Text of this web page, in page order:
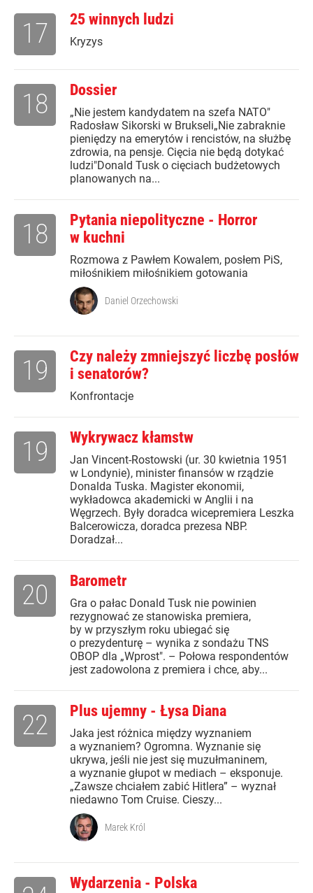
25 winnych ludzi
Kryzys
17
Dossier
„Nie jestem kandydatem na szefa NATO"
Radosław Sikorski w Brukseli„Nie zabraknie
pieniędzy na emerytów i rencistów, na służbę
zdrowia, na pensje. Cięcia nie będą dotykać
ludzi"Donald Tusk o cięciach budżetowych
planowanych na...
18
Pytania niepolityczne - Horror
w kuchni
Rozmowa z Pawłem Kowalem, posłem PiS,
miłośnikiem miłośnikiem gotowania
18
Daniel Orzechowski
Czy należy zmniejszyć liczbę posłów
i senatorów?
Konfrontacje
19
Wykrywacz kłamstw
Jan Vincent-Rostowski (ur. 30 kwietnia 1951
w Londynie), minister finansów w rządzie
Donalda Tuska. Magister ekonomii,
wykładowca akademicki w Anglii i na
Węgrzech. Były doradca wicepremiera Leszka
Balcerowicza, doradca prezesa NBP.
Doradzał...
19
Barometr
Gra o pałac Donald Tusk nie powinien
rezygnować ze stanowiska premiera,
by w przyszłym roku ubiegać się
o prezydenturę – wynika z sondażu TNS
OBOP dla „Wprost". – Połowa respondentów
jest zadowolona z premiera i chce, aby...
20
Plus ujemny - Łysa Diana
Jaka jest różnica między wyznaniem
a wyznaniem? Ogromna. Wyznanie się
ukrywa, jeśli nie jest się muzułmaninem,
a wyznanie głupot w mediach – eksponuje.
„Zawsze chciałem zabić Hitlera” – wyznał
niedawno Tom Cruise. Cieszy...
22
Marek Król
Wydarzenia - Polska